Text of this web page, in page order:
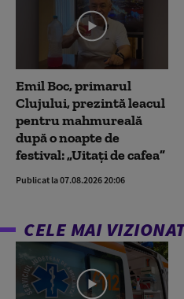
Emil Boc, primarul
Clujului, prezintă leacul
pentru mahmureală
după o noapte de
festival: „Uitați de cafea”
Publicat la 07.08.2026 20:06
CELE MAI